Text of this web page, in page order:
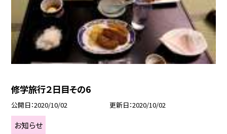
修学旅行２日目その6
公開日 2020/10/02 更新日 2020/10/02
お知らせ